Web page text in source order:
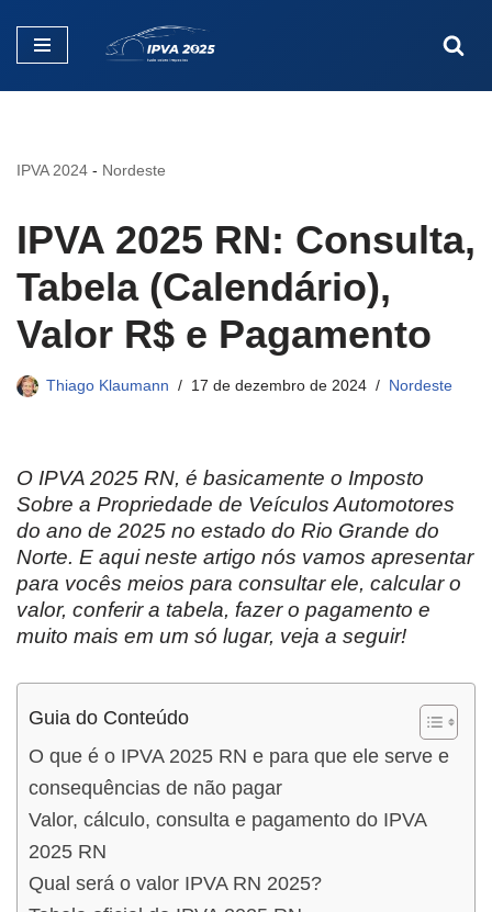
Pular
IPVA 2024 - Nordeste
IPVA 2025 RN: Consulta,
Tabela (Calendário),
Valor R$ e Pagamento
Thiago Klaumann 17 de dezembro de 2024 Nordeste
O IPVA 2025 RN, é basicamente o Imposto
Sobre a Propriedade de Veículos Automotores
do ano de 2025 no estado do Rio Grande do
Norte. E aqui neste artigo nós vamos apresentar
para vocês meios para consultar ele, calcular o
valor, conferir a tabela, fazer o pagamento e
muito mais em um só lugar, veja a seguir!
Guia do Conteúdo
O que é o IPVA 2025 RN e para que ele serve e
consequências de não pagar
Valor, cálculo, consulta e pagamento do IPVA
2025 RN
Qual será o valor IPVA RN 2025?